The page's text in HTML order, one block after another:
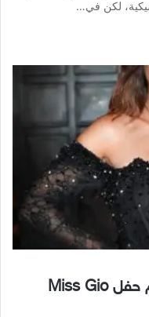
لكن في…
كريستينا ملك تتألق في تقديم حفل Miss Gio